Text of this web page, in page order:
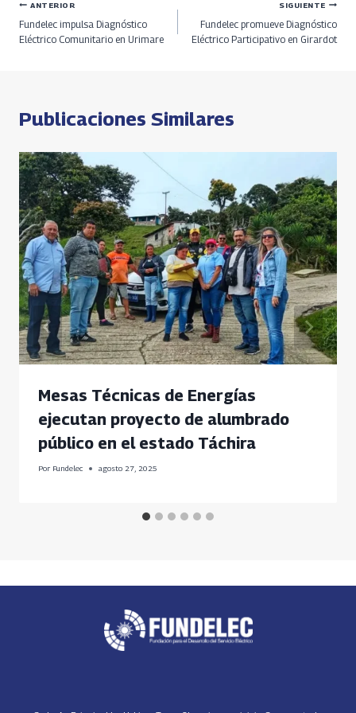
o
k
ds
m
p
n
k
Navegación
de
ANTERIOR
Fundelec impulsa Diagnóstico
Eléctrico Comunitario en Urimare
SIGUIENTE
Fundelec promueve Diagnóstico
Eléctrico Participativo en Girardot
Publicaciones Similares
Mesas Técnicas de Energías
ejecutan proyecto de alumbrado
público en el estado Táchira
Por Fundelec agosto 27, 2025